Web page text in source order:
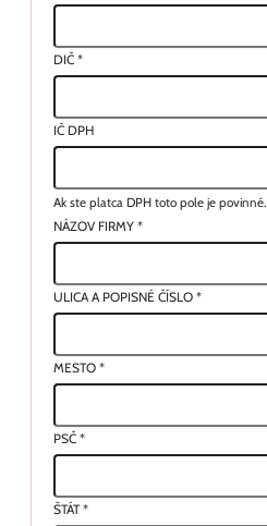
DIČ *
IČ DPH
Ak ste platca DPH toto pole je povinné.
NÁZOV FIRMY *
ULICA A POPISNÉ ČÍSLO *
MESTO *
PSČ *
ŠTÁT*